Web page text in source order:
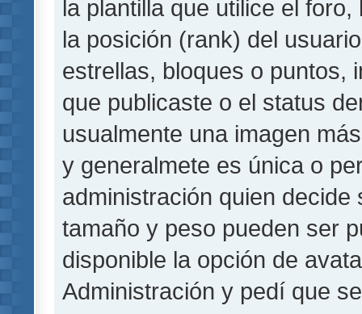
la plantilla que utilice el
la posición (rank) del
estrellas, bloques o puntos,
que publicaste o el status
usualmente una imagen
y generalmete es única o
administración quien
tamaño y peso pueden ser
disponible la opción de
Administración y pedí que